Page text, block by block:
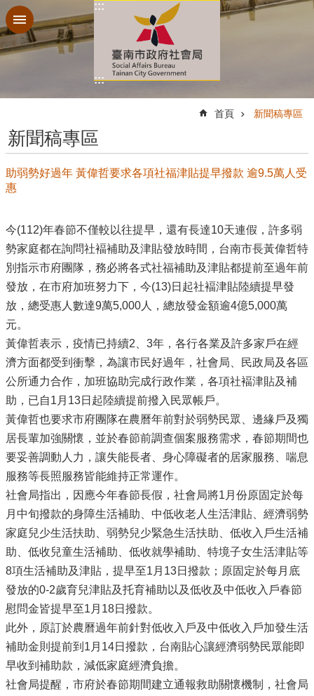
跳到主要內容區塊
:::
:::
首頁 新聞稿專區
新聞稿專區
助弱勢好過年 黃偉哲要求各項社福津貼提早撥款 逾9.5萬人受
惠
今(112)年春節不僅較以往提早，還有長達10天連假，許多弱
勢家庭都在詢問社褔補助及津貼發放時間，台南市長黃偉哲特
別指示市府團隊，務必將各式社福補助及津貼都提前至過年前
發放，在市府加班努力下，今(13)日起社褔津貼陸續提早發
放，總受惠人數達9萬5,000人，總放發金額逾4億5,000萬
元。
黃偉哲表示，疫情已持續2、3年，各行各業及許多家戶在經
濟方面都受到衝擊，為讓市民好過年，社會局、民政局及各區
公所通力合作，加班協助完成行政作業，各項社褔津貼及補
助，已自1月13日起陸續提前撥入民眾帳戶。
黃偉哲也要求市府團隊在農曆年前對於弱勢民眾、邊緣戶及獨
居長輩加強關懷，並於春節前調查個案服務需求，春節期間也
要妥善調動人力，讓失能長者、身心障礙者的居家服務、喘息
服務等長照服務皆能維持正常運作。
社會局指出，因應今年春節長假，社會局將1月份原固定於每
月中旬撥款的身障生活補助、中低收老人生活津貼、經濟弱勢
家庭兒少生活扶助、弱勢兒少緊急生活扶助、低收入戶生活補
助、低收兒童生活補助、低收就學補助、特境子女生活津貼等
8項生活補助及津貼，提早至1月13日撥款；原固定於每月底
發放的0-2歲育兒津貼及托育補助以及低收及中低收入戶春節
慰問金皆提早至1月18日撥款。
此外，原訂於農曆過年前針對低收入戶及中低收入戶加發生活
補助金則提前到1月14日撥款，台南貼心讓經濟弱勢民眾能即
早收到補助款，減低家庭經濟負擔。
社會局提醒，市府於春節期間建立通報救助關懷機制，社會局